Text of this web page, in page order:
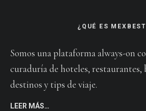
¿QUÉ ES
Somos una plataforma always-on
curaduría de hoteles, restaurantes,
destinos y tips de viaje.
LEER MÁS…